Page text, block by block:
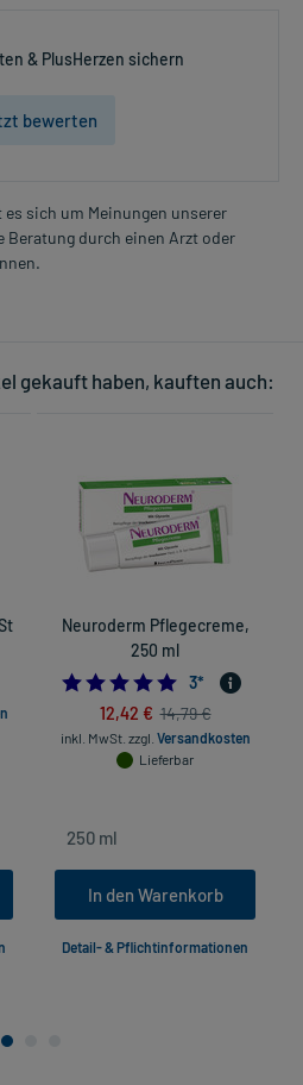
& PlusHerzen sichern
bewerten
sich um Meinungen unserer
Beratung durch einen Arzt oder
gekauft haben, kauften auch:
Neuroderm Pflegecreme,
250 ml
5.0
3*
12,42 € 14,79 €
inkl. MwSt. zzgl. Versandkosten
Lieferbar
In den Warenkorb
Detail- & Pflichtinformationen